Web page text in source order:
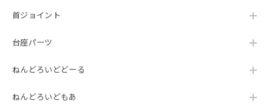
首ジョイント
台座パーツ
ねんどろいどどーる
ねんどろいどもあ